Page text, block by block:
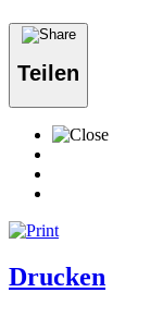
Teilen
Drucken